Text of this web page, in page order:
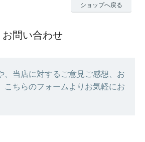
ショップへ戻る
お問い合わせ
、当店に対するご意見ご感想、お
こちらのフォームよりお気軽にお